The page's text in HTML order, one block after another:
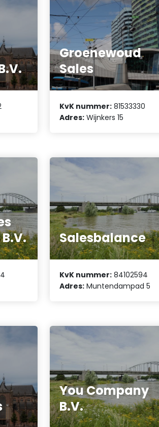
Groenewoud
Sales
KvK nummer: 81533330
Adres: Wijnkers 15
Salesbalance
KvK nummer: 84102594
Adres: Muntendampad 5
You Company
B.V.